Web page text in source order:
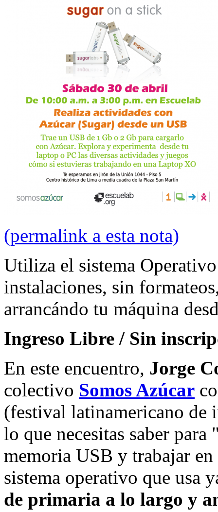
(permalink a esta nota)
Utiliza el sistema
instalaciones, sin
arrancándo tu máquina
Ingreso Libre / Sin
En este encuentro, Jorge
colectivo Somos Azúcar
(festival latinamericano de
lo que necesitas saber
memoria USB y trabajar
sistema operativo que usa
de primaria a lo largo y